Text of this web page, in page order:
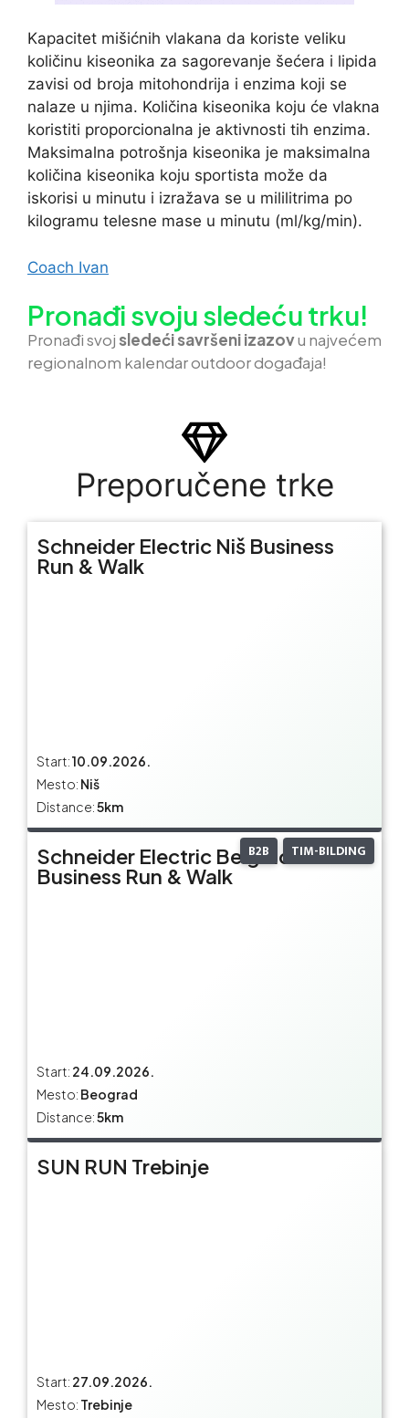
Kapacitet mišićnih vlakana da koriste veliku
količinu kiseonika za sagorevanje šećera i lipida
zavisi od broja mitohondrija i enzima koji se
nalaze u njima. Količina kiseonika koju će vlakna
koristiti proporcionalna je aktivnosti tih enzima.
Maksimalna potrošnja kiseonika je maksimalna
količina kiseonika koju sportista može da
iskorisi u minutu i izražava se u mililitrima po
kilogramu telesne mase u minutu (ml/kg/min).
Coach Ivan
Pronađi svoju sledeću trku!
Pronađi svojsledeći savršeni izazovu najvećem
regionalnom kalendar outdoor događaja!
Preporučene trke
Schneider Electric Niš Business
Run & Walk
Start:10.09.2026.
Mesto: Niš
Distance:5km
B2B TIM-BILDING
Schneider Electric Belgrade
Business Run & Walk
Start: 24.09.2026.
Mesto: Beograd
Distance:5km
SUN RUN Trebinje
Start: 27.09.2026.
Mesto: Trebinje